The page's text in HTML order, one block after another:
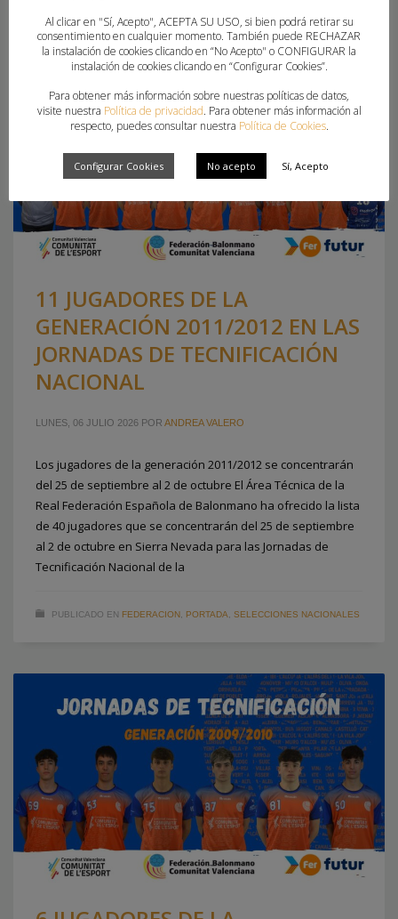
11 JUGADORES DE LA
GENERACIÓN 2011/2012 EN LAS
JORNADAS DE TECNIFICACIÓN
NACIONAL
LUNES, 06 JULIO 2026 POR ANDREA VALERO
Los jugadores de la generación 2011/2012 se concentrarán
del 25 de septiembre al 2 de octubre El Área Técnica de la
Real Federación Española de Balonmano ha ofrecido la lista
de 40 jugadores que se concentrarán del 25 de septiembre
al 2 de octubre en Sierra Nevada para las Jornadas de
Tecnificación Nacional de la
PUBLICADO EN FEDERACION PORTADA SELECCIONES NACIONALES
Al clicar en "Sí, Acepto", ACEPTA SU USO, si bien podrá retirar su
consentimiento en cualquier momento. También puede RECHAZAR
la instalación de cookies clicando en “No Acepto" o CONFIGURAR la
instalación de cookies clicando en “Configurar Cookies”.
Para obtener más información sobre nuestras políticas de datos,
visite nuestra Política de privacidad. Para obtener más información al
respecto, puedes consultar nuestra Política de Cookies.
Configurar Cookies No acepto Sí, Acepto